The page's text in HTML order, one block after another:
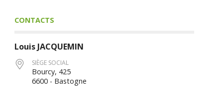
CONTACTS
Louis JACQUEMIN
SIÈGE SOCIAL
Bourcy, 425
6600 - Bastogne